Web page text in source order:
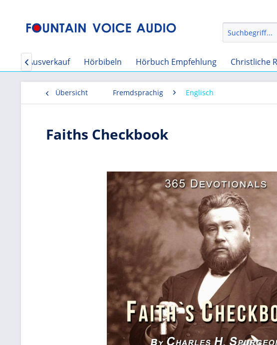
CD Ausverkauf Hörbibeln Hörbuch Empfehlung Christliche

Übersicht Fremdsprachig Englisch
Faiths Checkbook